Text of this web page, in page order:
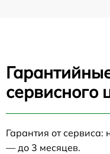
сервисного
Гарантия от
— до 3 месяцев.